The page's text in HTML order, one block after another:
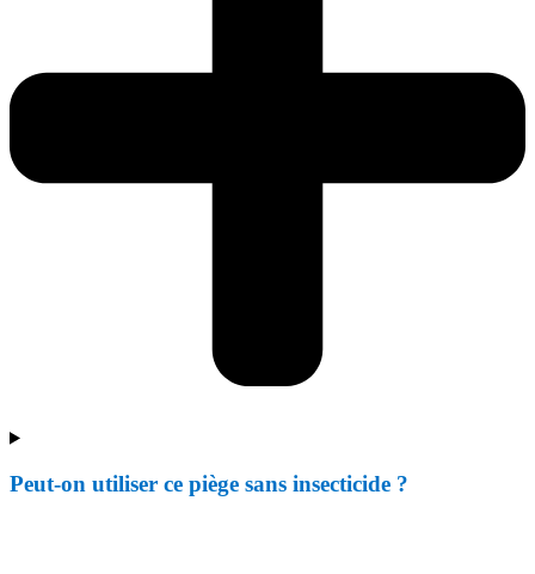
Peut-on utiliser ce piège sans insecticide ?